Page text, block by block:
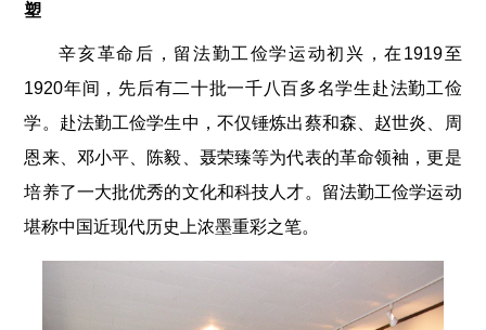
塑
辛亥革命后，留法勤工俭学运动初兴，在1919至
1920年间，先后有二十批一千八百多名学生赴法勤工俭
学。赴法勤工俭学生中，不仅锤炼出蔡和森、赵世炎、周
恩来、邓小平、陈毅、聂荣臻等为代表的革命领袖，更是
培养了一大批优秀的文化和科技人才。留法勤工俭学运动
堪称中国近现代历史上浓墨重彩之笔。